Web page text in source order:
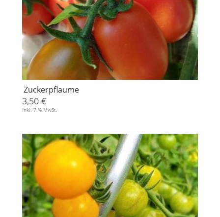
Zuckerpflaume
3,50 €
inkl. 7 % MwSt.